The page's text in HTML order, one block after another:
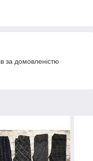
за домовленістю